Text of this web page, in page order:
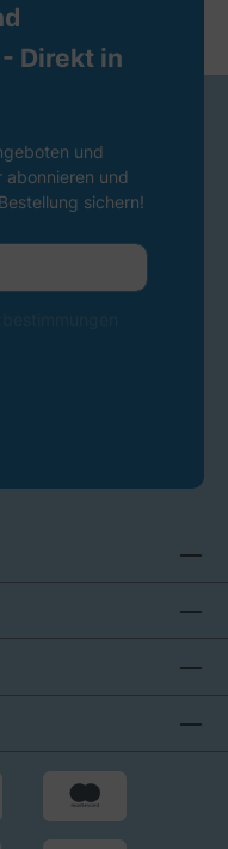
Direkt in
und
abonnieren und
sichern!